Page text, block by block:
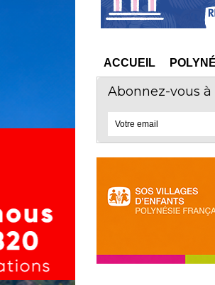
ACCUEIL
Abonnez-vous